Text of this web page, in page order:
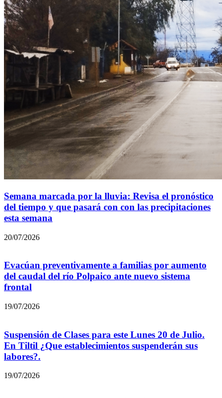
Semana marcada por la lluvia: Revisa el pronóstico
del tiempo y que pasará con con las precipitaciones
esta semana
20/07/2026
Evacúan preventivamente a familias por aumento
del caudal del río Polpaico ante nuevo sistema
frontal
19/07/2026
Suspensión de Clases para este Lunes 20 de Julio.
En Tiltil ¿Que establecimientos suspenderán sus
labores?.
19/07/2026